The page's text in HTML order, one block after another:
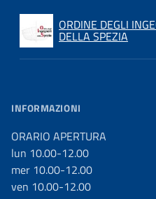
ORDINE DEGLI
DELLA SPEZIA
INFORMAZIONI
ORARIO APERTURA
lun 10.00-12.00
mer 10.00-12.00
ven 10.00-12.00